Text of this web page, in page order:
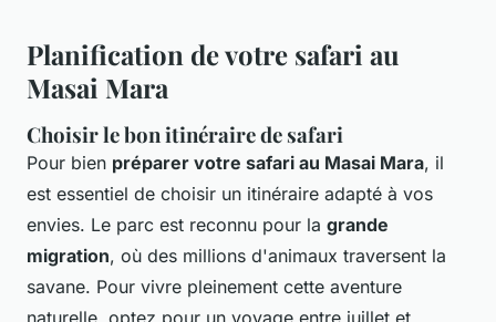
Planification de votre safari au
Masai Mara
Choisir le bon itinéraire de safari
Pour bien préparer votre safari au Masai Mara, il
est essentiel de choisir un itinéraire adapté à vos
envies. Le parc est reconnu pour la grande
migration, où des millions d'animaux traversent la
savane. Pour vivre pleinement cette aventure
naturelle, optez pour un voyage entre juillet et